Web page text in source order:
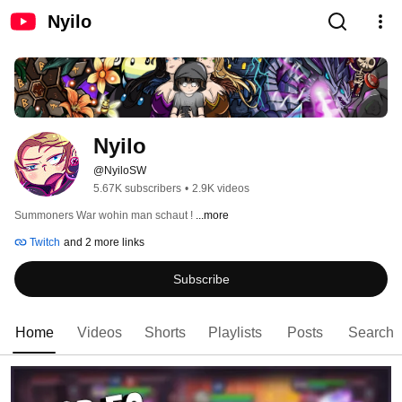
Nyilo
Nyilo
@NyiloSW
5.67K subscribers • 2.9K videos
Summoners War wohin man schaut ! ...more
Twitch and 2 more links
Subscribe
Home Videos Shorts Playlists Posts Search